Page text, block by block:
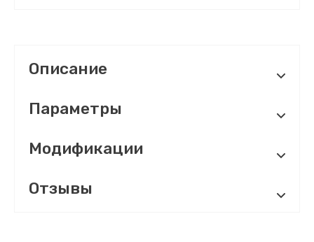
Описание
Параметры
Модификации
Отзывы